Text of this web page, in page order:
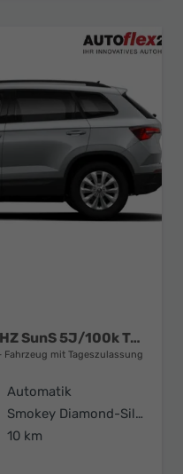
Selection DSG Selec LED SHZ SunS 5J/100k Temp VirtC
Fahrzeug mit Tageszulassung
Automatik
Smokey Diamond-Silber Metallic
10 km